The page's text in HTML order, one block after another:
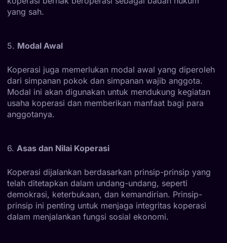
yang sah.
5. Modal Awal
Koperasi juga memerlukan modal awal yang diperoleh
dari simpanan pokok dan simpanan wajib anggota.
Modal ini akan digunakan untuk mendukung kegiatan
usaha koperasi dan memberikan manfaat bagi para
anggotanya.
6. Asas dan Nilai Koperasi
Koperasi dijalankan berdasarkan prinsip-prinsip yang
telah ditetapkan dalam undang-undang, seperti
demokrasi, keterbukaan, dan kemandirian. Prinsip-
prinsip ini penting untuk menjaga integritas koperasi
dalam menjalankan fungsi sosial ekonomi.